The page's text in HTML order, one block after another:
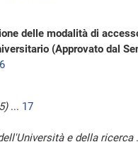
delle modalità di
(Approvato dal
... 17
e della ricerca